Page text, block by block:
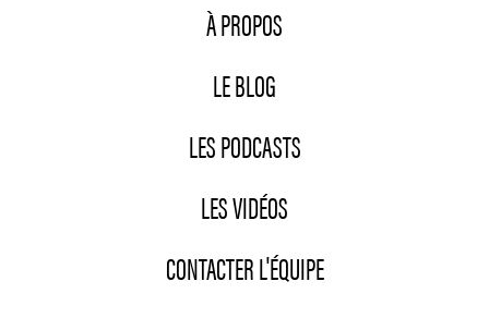
À PROPOS
LE BLOG
LES PODCASTS
LES VIDÉOS
CONTACTER L'ÉQUIPE